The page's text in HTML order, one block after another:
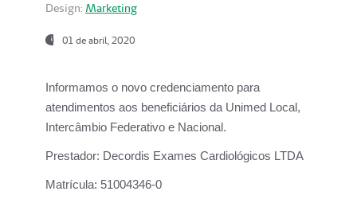
Design: Marketing
01 de abril, 2020
Informamos o novo credenciamento para
atendimentos aos beneficiários da Unimed Local,
Intercâmbio Federativo e Nacional.
Prestador: Decordis Exames Cardiológicos LTDA
Matrícula: 51004346-0